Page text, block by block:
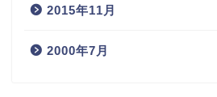
2015年11月
2000年7月